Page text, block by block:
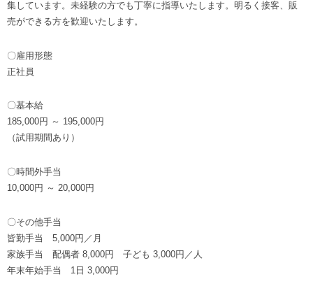
集しています。未経験の方でも丁寧に指導いたします。明るく接客、販
売ができる方を歓迎いたします。
〇雇用形態
正社員
〇基本給
185,000円 ～ 195,000円
（試用期間あり）
〇時間外手当
10,000円 ～ 20,000円
〇その他手当
皆勤手当 5,000円／月
家族手当 配偶者 8,000円 子ども 3,000円／人
年末年始手当 1日 3,000円